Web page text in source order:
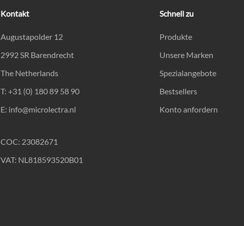
Kontakt
Augustapolder 12
2992 SR Barendrecht
The Netherlands
T: +31 (0) 180 89 58 90
E: info@microlectra.nl
COC: 23082671
VAT: NL818593520B01
Schnell zu
Produkte
Unsere Marken
Spezialangebote
Bestsellers
Konto anfordern